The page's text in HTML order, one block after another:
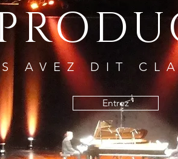
AVEZ DIT
Entrez